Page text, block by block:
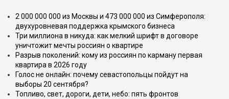
2 000 000 000 из Москвы и 473 000 000 из Симферополя:
двухуровневая поддержка крымского бизнеса
Три миллиона в никуда: как мелкий шрифт в договоре
уничтожит мечты россиян о квартире
Разрыв поколений: кому из россиян по карману первая
квартира в 2026 году
Голос не онлайн: почему севастопольцы пойдут на
выборы 20 сентября?
Топливо, свет, дороги, дети, небо: пять фронтов